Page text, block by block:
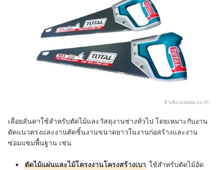
อ้างอิง:lazada.co.th
เลื่อยลันดาใช้สำหรับตัดไม้และวัสดุงานช่างทั่วไป โดยเหมาะกับงาน
ตัดแนวตรงและงานตัดชิ้นงานขนาดยาวในงานก่อสร้างและงาน
ซ่อมแซมพื้นฐาน เช่น
ตัดไม้แผ่นและไม้โครงงานโครงสร้างเบา ใช้สำหรับตัดไม้อัด